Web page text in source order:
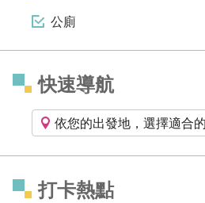
公廁
快速導航
依您的出發地，選擇適合
打卡熱點